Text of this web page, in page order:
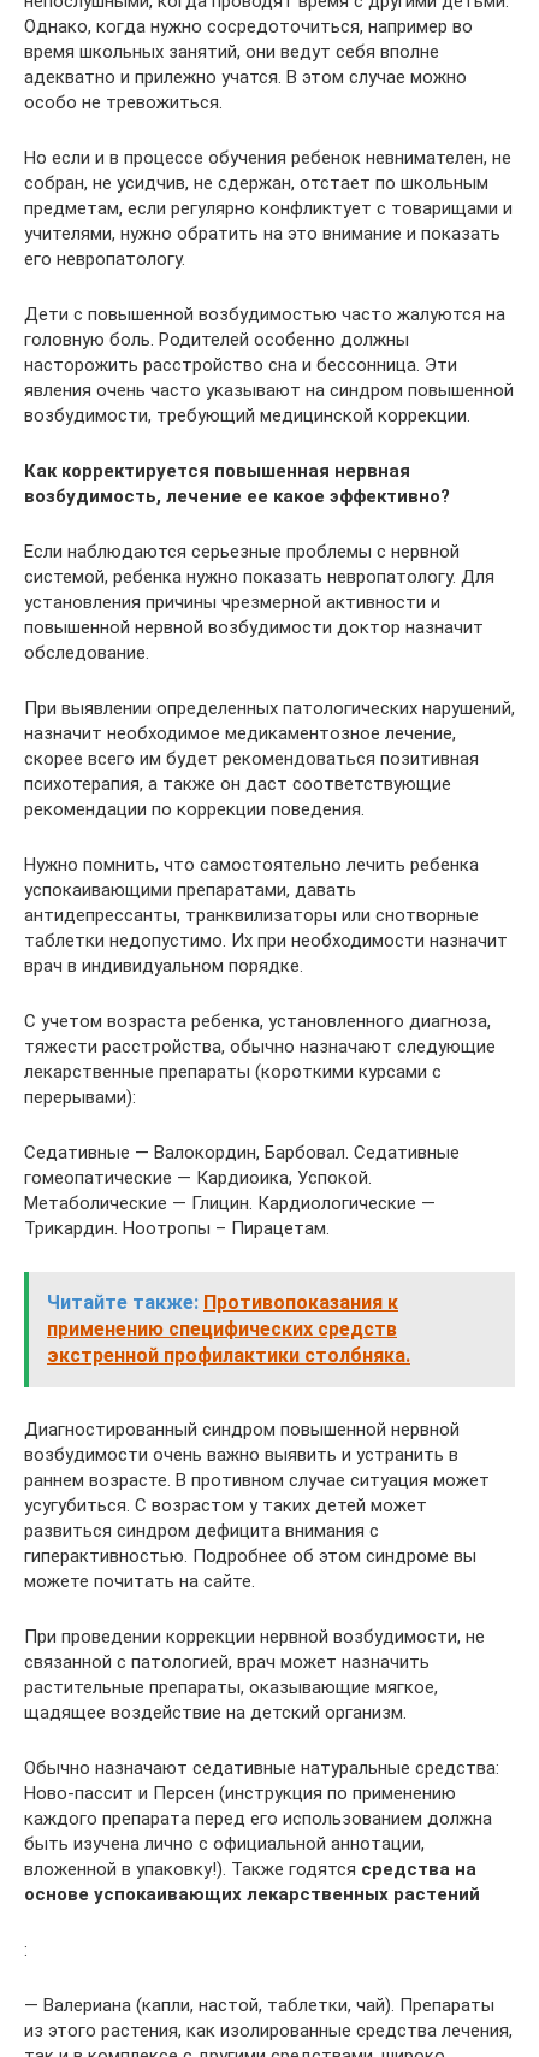
Однако, когда нужно сосредоточиться, например во
время школьных занятий, они ведут себя вполне
адекватно и прилежно учатся. В этом случае можно
особо не тревожиться.
Но если и в процессе обучения ребенок невнимателен, не
собран, не усидчив, не сдержан, отстает по школьным
предметам, если регулярно конфликтует с товарищами и
учителями, нужно обратить на это внимание и показать
его невропатологу.
Дети с повышенной возбудимостью часто жалуются на
головную боль. Родителей особенно должны
насторожить расстройство сна и бессонница. Эти
явления очень часто указывают на синдром повышенной
возбудимости, требующий медицинской коррекции.
Как корректируется повышенная нервная
возбудимость, лечение ее какое эффективно?
Если наблюдаются серьезные проблемы с нервной
системой, ребенка нужно показать невропатологу. Для
установления причины чрезмерной активности и
повышенной нервной возбудимости доктор назначит
обследование.
При выявлении определенных патологических нарушений,
назначит необходимое медикаментозное лечение,
скорее всего им будет рекомендоваться позитивная
психотерапия, а также он даст соответствующие
рекомендации по коррекции поведения.
Нужно помнить, что самостоятельно лечить ребенка
успокаивающими препаратами, давать
антидепрессанты, транквилизаторы или снотворные
таблетки недопустимо. Их при необходимости назначит
врач в индивидуальном порядке.
С учетом возраста ребенка, установленного диагноза,
тяжести расстройства, обычно назначают следующие
лекарственные препараты (короткими курсами с
перерывами):
Седативные — Валокордин, Барбовал. Седативные
гомеопатические — Кардиоика, Успокой.
Метаболические — Глицин. Кардиологические —
Трикардин. Ноотропы – Пирацетам.
Читайте также: Противопоказания к
применению специфических средств
экстренной профилактики столбняка.
Диагностированный синдром повышенной нервной
возбудимости очень важно выявить и устранить в
раннем возрасте. В противном случае ситуация может
усугубиться. С возрастом у таких детей может
развиться синдром дефицита внимания с
гиперактивностью. Подробнее об этом синдроме вы
можете почитать на сайте.
При проведении коррекции нервной возбудимости, не
связанной с патологией, врач может назначить
растительные препараты, оказывающие мягкое,
щадящее воздействие на детский организм.
Обычно назначают седативные натуральные средства:
Ново-пассит и Персен (инструкция по применению
каждого препарата перед его использованием должна
быть изучена лично с официальной аннотации,
вложенной в упаковку!). Также годятся средства на
основе успокаивающих лекарственных растений
:
— Валериана (капли, настой, таблетки, чай). Препараты
из этого растения, как изолированные средства лечения,